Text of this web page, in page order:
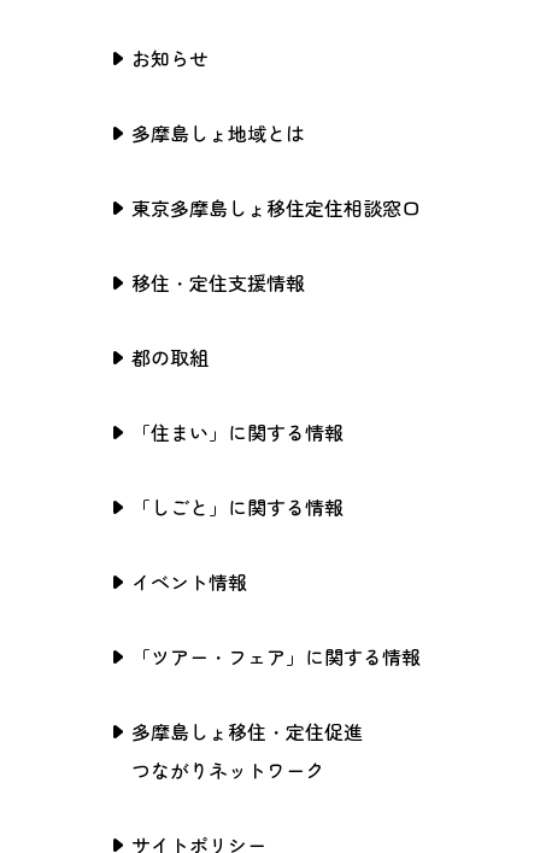
お知らせ
多摩島しょ地域とは
東京多摩島しょ移住定住相談窓口
移住・定住支援情報
都の取組
「住まい」に関する情報
「しごと」に関する情報
イベント情報
「ツアー・フェア」に関する情報
多摩島しょ移住・定住促進
つながりネットワーク
サイトポリシー